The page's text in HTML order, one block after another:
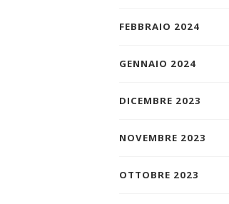
FEBBRAIO 2024
GENNAIO 2024
DICEMBRE 2023
NOVEMBRE 2023
OTTOBRE 2023